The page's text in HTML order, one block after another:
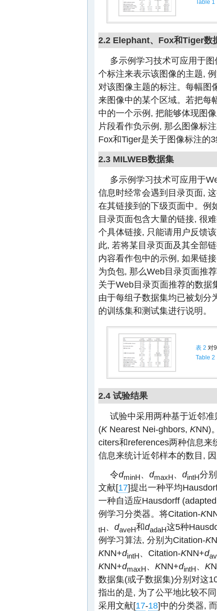
Table 1
2.2 Elephant、Fox和Tiger数
多示例学习技术可应用于图
个标注来表示该图像的主题,
对该图像主题的标注。每幅图
来图像中的某个区域。若把每
中的一个示例, 把能够体现图
片段看作负示例, 那么图像标
Fox和Tiger是关于图像标注的
2.3 MILWEB数据集
多示例学习技术可应用于
信息时经常会遇到目录页面,
在其链接到的下级页面中。例
目录页面包含大量的链接, 很
个具体链接, 只能请用户反馈
此, 若将某目录页面及其全部
内容看作包中的示例, 如果链
为负包, 那么Web目录页面推
关于Web目录页面推荐的数据
由于每组子数据集均已被划分
的训练集和测试集进行说明。
表 2 对
Table 2
2.4 试验结果
试验中采用两种基于近邻
(KNearest Nei-ghbors, KNN)
citers和references两种信息
信息来统计近邻样本的数目,
令dminH、 dmaxH、 dintH分
文献[17]提出一种平均
一种自适应Hausdorff
例学习分类器。将Citation-K
tH、 daveH和dadaH这5种
例学习算法, 分别为Citation-K
KNN+dintH、Citation-KNN+d
KNN+dmaxH、 KNN+dintH、 K
数据集(或子数据集)分别对这
指出的是, 为了公平地比较不
采用文献[17-18]中的分类器,